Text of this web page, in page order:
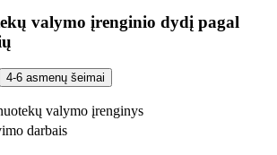
valymo įrenginio dydį pagal
4-6 asmenų šeimai
darbais